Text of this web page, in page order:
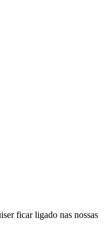
ficar ligado nas nossas